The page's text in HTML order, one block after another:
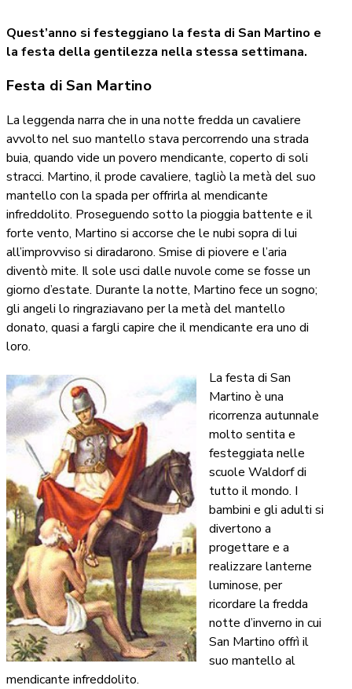
Quest’anno si festeggiano la festa di San Martino e
la festa della gentilezza nella stessa settimana.
Festa di San Martino
La leggenda narra che in una notte fredda un cavaliere
avvolto nel suo mantello stava percorrendo una strada
buia, quando vide un povero mendicante, coperto di soli
stracci. Martino, il prode cavaliere, tagliò la metà del suo
mantello con la spada per offrirla al mendicante
infreddolito. Proseguendo sotto la pioggia battente e il
forte vento, Martino si accorse che le nubi sopra di lui
all’improvviso si diradarono. Smise di piovere e l’aria
diventò mite. Il sole usci dalle nuvole come se fosse un
giorno d’estate. Durante la notte, Martino fece un sogno;
gli angeli lo ringraziavano per la metà del mantello
donato, quasi a fargli capire che il mendicante era uno di
loro.
La festa di San
Martino è una
ricorrenza autunnale
molto sentita e
festeggiata nelle
scuole Waldorf di
tutto il mondo. I
bambini e gli adulti si
divertono a
progettare e a
realizzare lanterne
luminose, per
ricordare la fredda
notte d’inverno in cui
San Martino offrì il
suo mantello al
mendicante infreddolito.